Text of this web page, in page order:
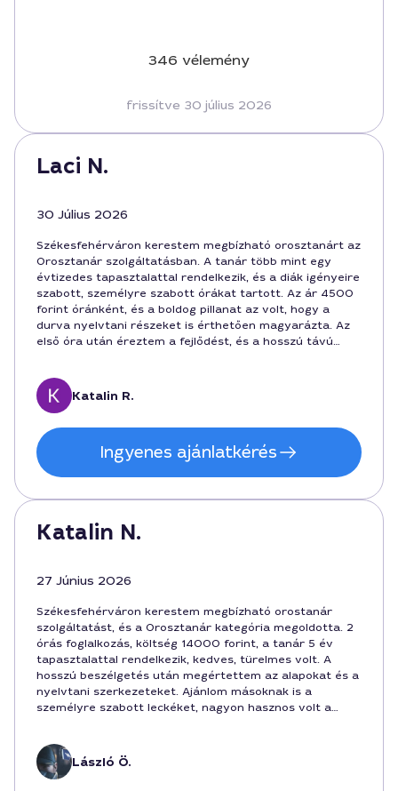
346 vélemény
frissítve 30 július 2026
Laci N.
30 Július 2026
Székesfehérváron kerestem megbízható orosztanárt az
Orosztanár szolgáltatásban. A tanár több mint egy
évtizedes tapasztalattal rendelkezik, és a diák igényeire
szabott, személyre szabott órákat tartott. Az ár 4500
forint óránként, és a boldog pillanat az volt, hogy a
durva nyelvtani részeket is érthetően magyarázta. Az
első óra után éreztem a fejlődést, és a hosszú távú
Katalin R.
Ingyenes ajánlatkérés
Katalin N.
27 Június 2026
Székesfehérváron kerestem megbízható orostanár
szolgáltatást, és a Orosztanár kategória megoldotta. 2
órás foglalkozás, költség 14000 forint, a tanár 5 év
tapasztalattal rendelkezik, kedves, türelmes volt. A
hosszú beszélgetés után megértettem az alapokat és a
nyelvtani szerkezeteket. Ajánlom másoknak is a
személyre szabott leckéket, nagyon hasznos volt a
László Ö.